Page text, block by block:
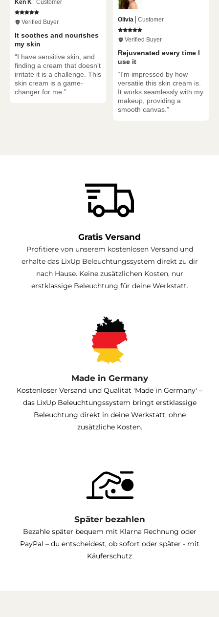
Olivia Customer
Verified Buyer
Rejuvenated every time I
use it
“I'm impressed by how
versatile this skin cream is.
It works seamlessly with my
makeup, providing a
smooth canvas.”
Ken K Customer
Verified Buyer
It soothes and nourishes
my skin
“I have sensitive skin, and
finding a cream that doesn't
irritate it is a challenge. This
skin cream is a game-
changer for me.”
Gratis Versand
Profitiere von unserem kostenlosen Versand und
erhalte das LixUp Beleuchtungssystem direkt zu dir
nach Hause. Keine zusätzlichen Kosten, nur
erstklassige Beleuchtung für deine Werkstatt.
Made in Germany
Kostenloser Versand und Qualität 'Made in Germany' –
das LixUp Beleuchtungssystem bringt erstklassige
Beleuchtung direkt in deine Werkstatt, ohne
zusätzliche Kosten.
Später bezahlen
Bezahle später bequem mit Klarna Rechnung oder
PayPal – du entscheidest, ob sofort oder später - mit
Käuferschutz